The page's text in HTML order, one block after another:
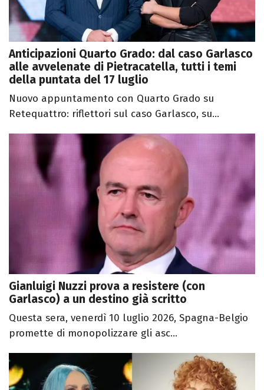
Anticipazioni Quarto Grado: dal caso Garlasco
alle avvelenate di Pietracatella, tutti i temi
della puntata del 17 luglio
Nuovo appuntamento con Quarto Grado su
Retequattro: riflettori sul caso Garlasco, su...
Gianluigi Nuzzi prova a resistere (con
Garlasco) a un destino già scritto
Questa sera, venerdì 10 luglio 2026, Spagna-Belgio
promette di monopolizzare gli asc...